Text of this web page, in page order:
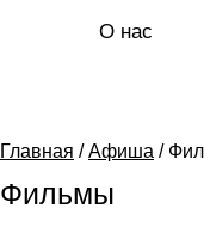
О нас
Главная / Афиша /
Фильмы